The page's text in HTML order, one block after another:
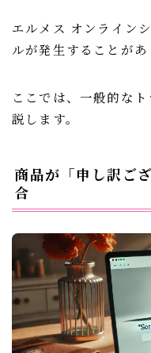
エルメス オンライン
ルが発生することがあ
ここでは、一般的な
説します。
商品が「申し訳ご
合